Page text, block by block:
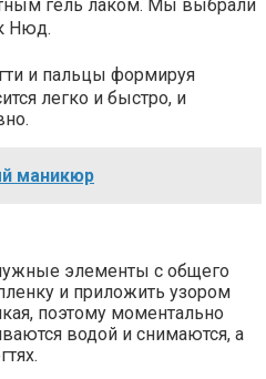
гель лаком. Мы выбрали
Нюд.
и пальцы формируя
легко и быстро, и
маникюр
элементы с общего
и приложить узором
поэтому моментально
водой и снимаются, а